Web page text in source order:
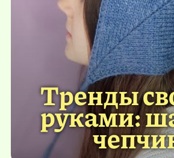
Тренды
руками: